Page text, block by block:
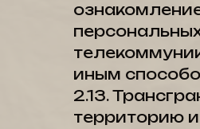
иным
2.13.
территорию